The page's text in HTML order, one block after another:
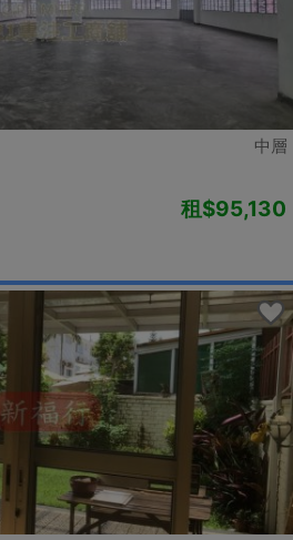
中層
租$95,130